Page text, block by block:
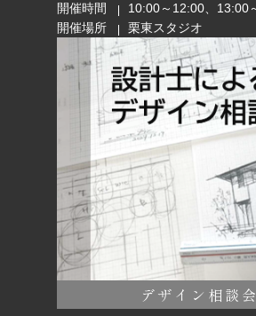
開催時間
開催場所
栗東スタジオ
デザイン相談会